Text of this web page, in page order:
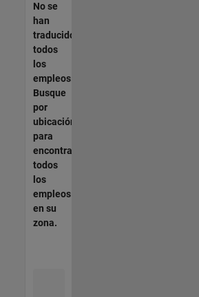
No se
han
traducido
todos
los
empleos.
Busque
por
ubicación
para
encontrar
todos
los
empleos
en su
zona.